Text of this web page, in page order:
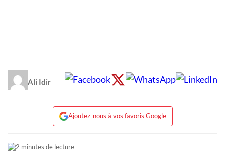
Ali Idir
Ajoutez-nous à vos favoris Google
2 minutes de lecture